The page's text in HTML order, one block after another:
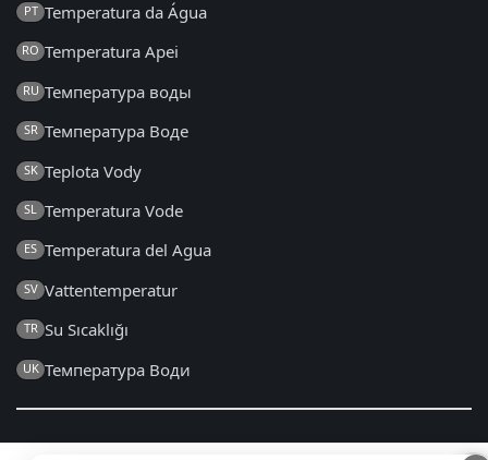
PT Temperatura da Água
RO Temperatura Apei
RU Температура воды
SR Температура Воде
SK Teplota Vody
SL Temperatura Vode
ES Temperatura del Agua
SV Vattentemperatur
TR Su Sıcaklığı
UK Температура Води